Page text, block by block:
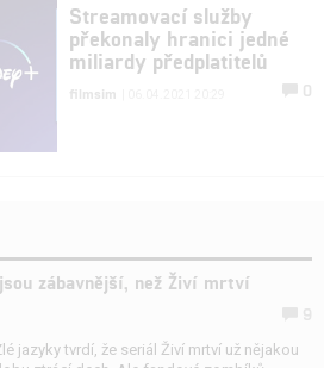
Streamovací služby
překonaly hranici jedné
miliardy předplatitelů
filmsim 0
zábavnější, než Živí mrtví
jazyky tvrdí, že seriál Živí mrtví už nějakou